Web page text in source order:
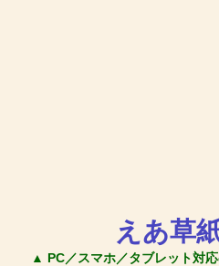
えあ草
▲ PC／スマホ／タブレット対